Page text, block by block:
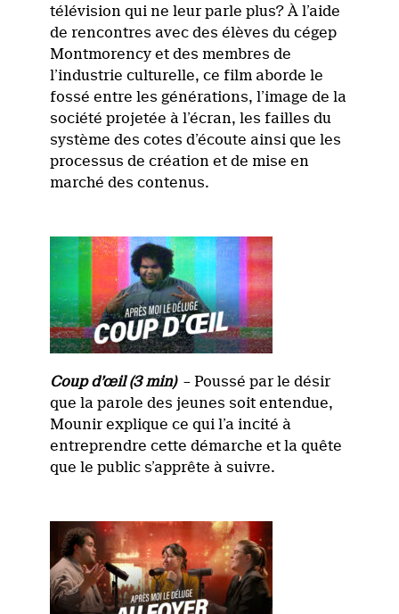
télévision qui ne leur parle plus? À l’aide
de rencontres avec des élèves du cégep
Montmorency et des membres de
l’industrie culturelle, ce film aborde le
fossé entre les générations, l’image de la
société projetée à l’écran, les failles du
système des cotes d’écoute ainsi que les
processus de création et de mise en
marché des contenus.
Coup d’œil (3 min) – Poussé par le désir
que la parole des jeunes soit entendue,
Mounir explique ce qui l’a incité à
entreprendre cette démarche et la quête
que le public s’apprête à suivre.